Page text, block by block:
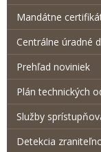
Mandátne
Centrálne úradné
Prehľad noviniek
Plán technických
Služby
Detekcia